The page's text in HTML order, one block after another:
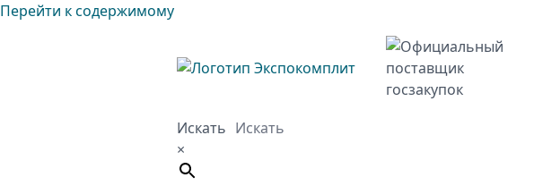
Перейти к содержимому
Искать
×